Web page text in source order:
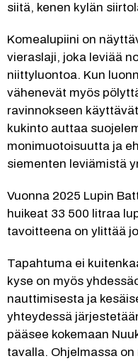
siitä, kenen kylän
Komealupiini on
vieraslaji, joka leviää
niittyluontoa. Kun
vähenevät myös
ravinnokseen
kukinto auttaa
monimuotoisuutta ja
siementen leviämistä
Vuonna 2025 Lupin
huikeat 33 500 litraa
tavoitteena on ylittää
Tapahtuma ei
kyse on myös
nauttimisesta ja
yhteydessä
pääsee kokemaan
tavalla. Ohjelmassa